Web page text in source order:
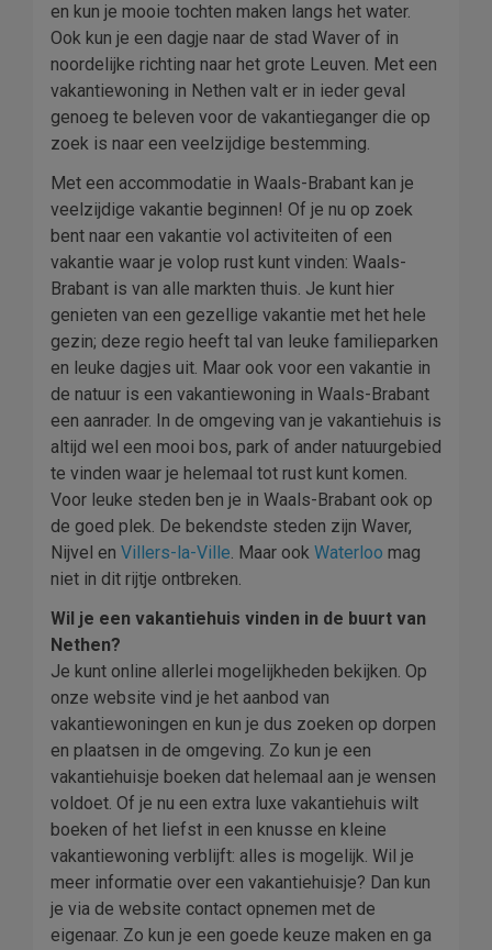
en kun je mooie tochten maken langs het water.
Ook kun je een dagje naar de stad Waver of in
noordelijke richting naar het grote Leuven. Met een
vakantiewoning in Nethen valt er in ieder geval
genoeg te beleven voor de vakantieganger die op
zoek is naar een veelzijdige bestemming.
Met een accommodatie in Waals-Brabant kan je
veelzijdige vakantie beginnen! Of je nu op zoek
bent naar een vakantie vol activiteiten of een
vakantie waar je volop rust kunt vinden: Waals-
Brabant is van alle markten thuis. Je kunt hier
genieten van een gezellige vakantie met het hele
gezin; deze regio heeft tal van leuke familieparken
en leuke dagjes uit. Maar ook voor een vakantie in
de natuur is een vakantiewoning in Waals-Brabant
een aanrader. In de omgeving van je vakantiehuis is
altijd wel een mooi bos, park of ander natuurgebied
te vinden waar je helemaal tot rust kunt komen.
Voor leuke steden ben je in Waals-Brabant ook op
de goed plek. De bekendste steden zijn Waver,
Nijvel en Villers-la-Ville. Maar ook Waterloo mag
niet in dit rijtje ontbreken.
Wil je een vakantiehuis vinden in de buurt van
Nethen?
Je kunt online allerlei mogelijkheden bekijken. Op
onze website vind je het aanbod van
vakantiewoningen en kun je dus zoeken op dorpen
en plaatsen in de omgeving. Zo kun je een
vakantiehuisje boeken dat helemaal aan je wensen
voldoet. Of je nu een extra luxe vakantiehuis wilt
boeken of het liefst in een knusse en kleine
vakantiewoning verblijft: alles is mogelijk. Wil je
meer informatie over een vakantiehuisje? Dan kun
je via de website contact opnemen met de
eigenaar. Zo kun je een goede keuze maken en ga